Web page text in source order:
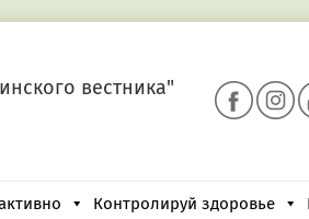
вестника"
Контролируй здоровье